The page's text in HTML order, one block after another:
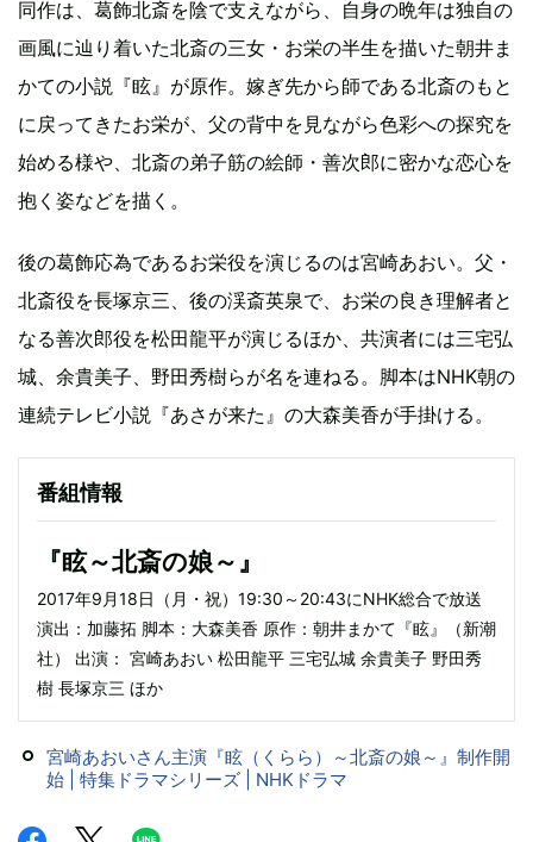
同作は、葛飾北斎を陰で支えながら、自身の晩年は独自の
画風に辿り着いた北斎の三女・お栄の半生を描いた朝井ま
かての小説『眩』が原作。嫁ぎ先から師である北斎のもと
に戻ってきたお栄が、父の背中を見ながら色彩への探究を
始める様や、北斎の弟子筋の絵師・善次郎に密かな恋心を
抱く姿などを描く。
後の葛飾応為であるお栄役を演じるのは宮崎あおい。父・
北斎役を長塚京三、後の渓斎英泉で、お栄の良き理解者と
なる善次郎役を松田龍平が演じるほか、共演者には三宅弘
城、余貴美子、野田秀樹らが名を連ねる。脚本はNHK朝の
連続テレビ小説『あさが来た』の大森美香が手掛ける。
番組情報
『眩～北斎の娘～』
2017年9月18日（月・祝）19:30～20:43にNHK総合で放送
演出：加藤拓 脚本：大森美香 原作：朝井まかて『眩』（新潮
社） 出演： 宮崎あおい 松田龍平 三宅弘城 余貴美子 野田秀
樹 長塚京三 ほか
宮崎あおいさん主演『眩（くらら）～北斎の娘～』制作開
始 | 特集ドラマシリーズ | NHKドラマ